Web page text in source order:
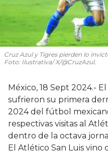
Cruz Azul y Tigres pierden lo
Foto: Ilustrativa/ X/@CruzAzul.
México, 18 Sept 2024.-
sufrieron su primera
2024 del fútbol
respectivas visitas al
dentro de la octava
El Atlético San Luis vino